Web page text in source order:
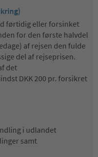
førtidig eller forsinket
for den første halvdel
af rejsen den fulde
del af rejseprisen.
det
DKK 200 pr. forsikret
i udlandet
samt